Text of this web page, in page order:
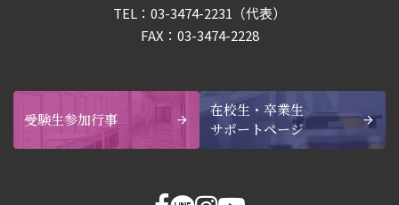
TEL： 03-3474-2231 （代表）
FAX：03-3474-2228
受験生参加行事
在校生・卒業生
サポートページ